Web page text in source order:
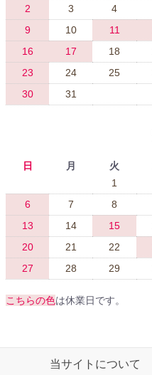
2
3 4
9
10 11
16
17 18
23
24 25
30
31
日 月 火
1
6
7 8
13
14 15
20
21 22
27
28 29
こちらの色は休業日です。
当サイトについて